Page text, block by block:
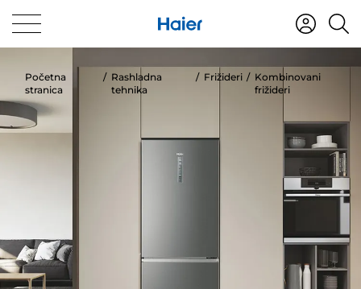
Početna
stranica
Rashladna
tehnika
Frižideri
Kombinovani
frižideri